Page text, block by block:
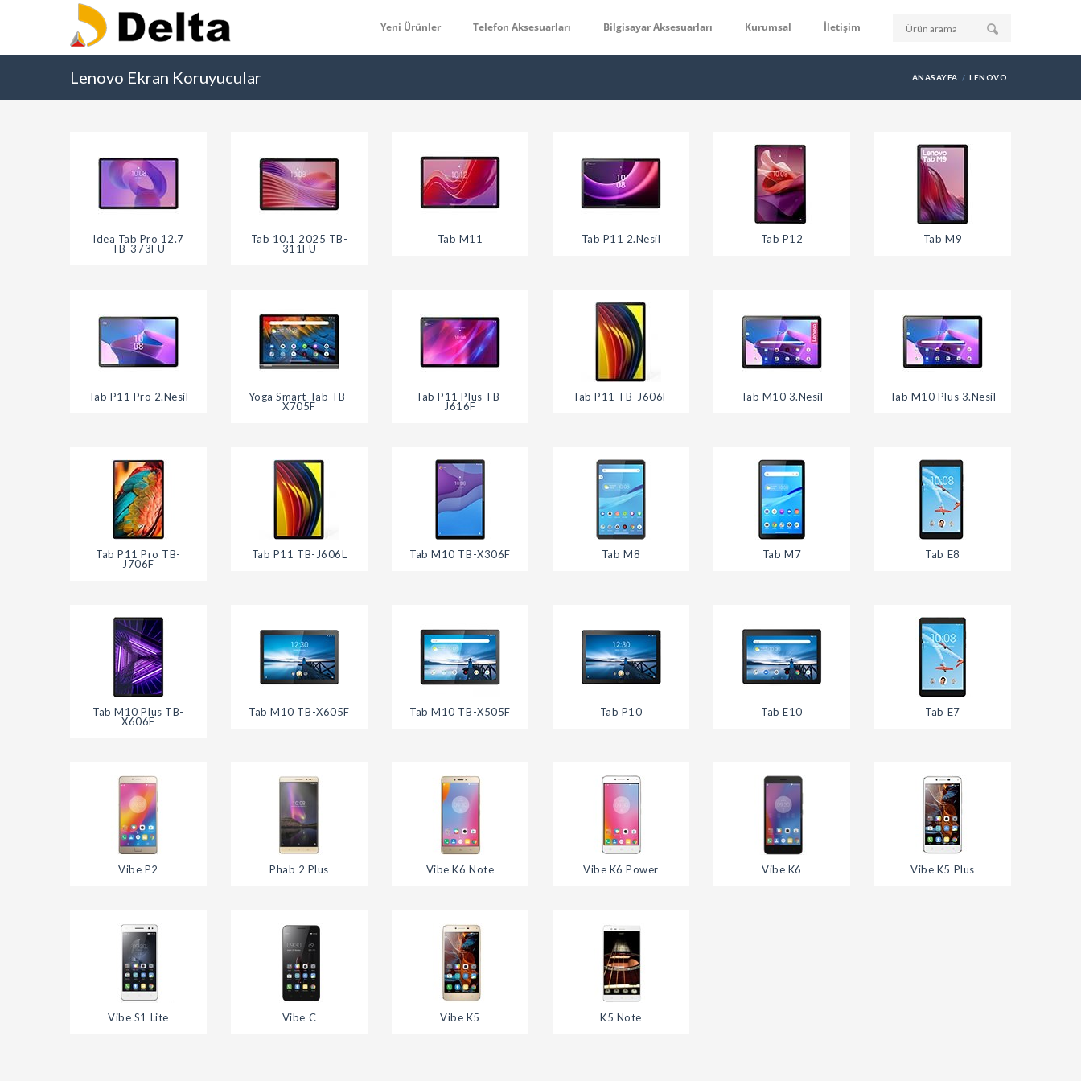
Yeni Ürünler Telefon Aksesuarları Bilgisayar Aksesuarları Kurumsal İletişim
Lenovo Ekran Koruyucular ANASAYFA LENOVO
Idea Tab Pro 12.7
TB-373FU
Tab 10.1 2025 TB-
311FU
Tab M11 Tab P11 2.Nesil Tab P12 Tab M9
Tab P11 Pro 2.Nesil Yoga Smart Tab TB-
X705F
Tab P11 Plus TB-
J616F
Tab P11 TB-J606F Tab M10 3.Nesil Tab M10 Plus 3.Nesil
Tab P11 Pro TB-
J706F
Tab P11 TB-J606L Tab M10 TB-X306F Tab M8 Tab M7 Tab E8
Tab M10 Plus TB-
X606F
Tab M10 TB-X605F Tab M10 TB-X505F Tab P10 Tab E10 Tab E7
Vibe P2 Phab 2 Plus Vibe K6 Note Vibe K6 Power Vibe K6 Vibe K5 Plus
Vibe S1 Lite Vibe C Vibe K5 K5 Note